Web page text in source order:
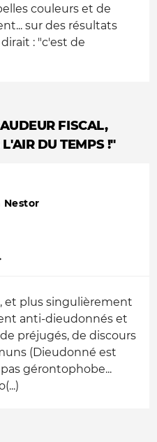
couleurs et de
sur des résultats
: "c'est de
FISCAL,
DU TEMPS !"
Nestor
et plus singulièrement
anti-dieudonnés et
préjugés, de discours
(Dieudonné est
gérontophobe...